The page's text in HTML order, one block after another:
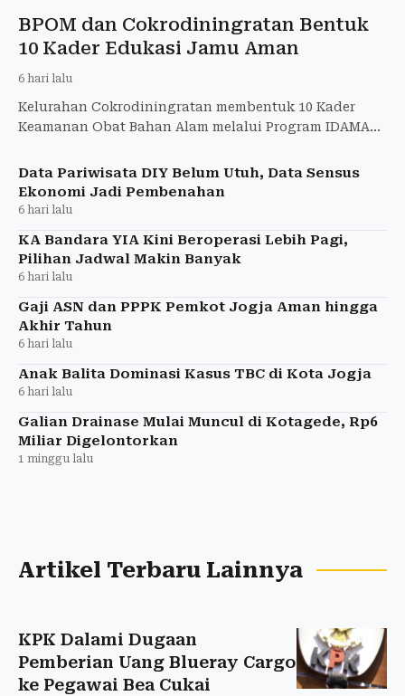
BPOM dan Cokrodiningratan Bentuk
10 Kader Edukasi Jamu Aman
6 hari lalu
Kelurahan Cokrodiningratan membentuk 10 Kader
Keamanan Obat Bahan Alam melalui Program IDAMAN
aman.
Data Pariwisata DIY Belum Utuh, Data Sensus
Ekonomi Jadi Pembenahan
6 hari lalu
KA Bandara YIA Kini Beroperasi Lebih Pagi,
Pilihan Jadwal Makin Banyak
6 hari lalu
Gaji ASN dan PPPK Pemkot Jogja Aman hingga
Akhir Tahun
6 hari lalu
Anak Balita Dominasi Kasus TBC di Kota Jogja
6 hari lalu
Galian Drainase Mulai Muncul di Kotagede, Rp6
Miliar Digelontorkan
1 minggu lalu
Artikel Terbaru Lainnya
KPK Dalami Dugaan
Pemberian Uang Blueray Cargo
ke Pegawai Bea Cukai